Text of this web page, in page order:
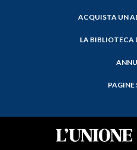
ACQUISTA UN
LA BIBLIOTECA
PAGINE